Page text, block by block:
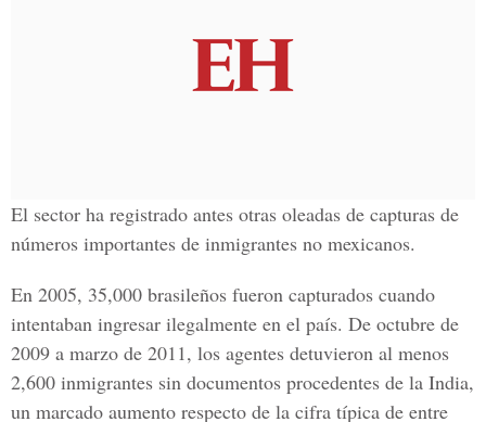
El sector ha registrado antes otras oleadas de capturas de
números importantes de inmigrantes no mexicanos.
En 2005, 35,000 brasileños fueron capturados cuando
intentaban ingresar ilegalmente en el país. De octubre de
2009 a marzo de 2011, los agentes detuvieron al menos
2,600 inmigrantes sin documentos procedentes de la India,
un marcado aumento respecto de la cifra típica de entre